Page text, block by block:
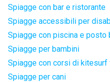
Spiagge con bar e ristorante
Spiagge accessibili per
Spiagge con piscina e posto
Spiagge per bambini
Spiagge con corsi di
Spiagge per cani